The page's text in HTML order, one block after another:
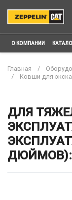
О КОМПАНИИ
Главная
Ковши для
ДЛЯ
ДЮЙМОВ):